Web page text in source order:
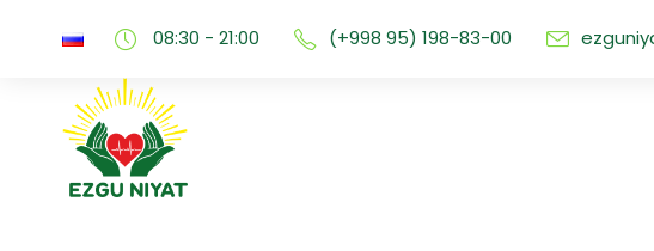
08:30 - 21:00 (+998 95) 198-83-00